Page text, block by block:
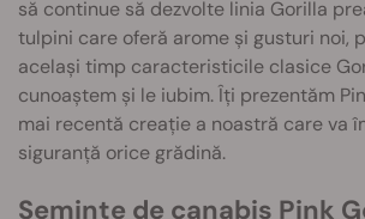
să continue să dezvolte linia Gorilla
tulpini care oferă arome și gusturi noi,
același timp caracteristicile clasice
cunoaștem și le iubim. Îți prezentăm
mai recentă creație a noastră care va
siguranță orice grădină.
Semințe de canabis Pink